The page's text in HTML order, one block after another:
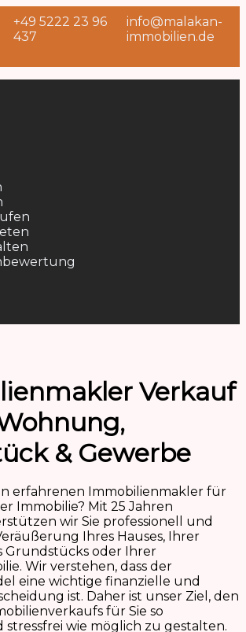
+49 5222 23 96
437
info@malakan-
immobilien.de
Verkauf
& Gewerbe
erfahrenen Immobilienmakler für
Immobilie? Mit 25 Jahren
wir Sie professionell und
Ihres Hauses, Ihrer
Grundstücks oder Ihrer
Wir verstehen, dass der
eine wichtige finanzielle und
ist. Daher ist unser Ziel, den
für Sie so
stressfrei wie möglich zu gestalten.